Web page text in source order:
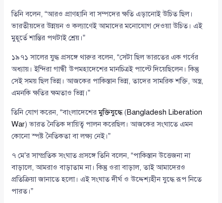
তিনি বলেন, “আরও প্রাণহানি বা সম্পদের ক্ষতি এড়ানোই উচিত ছিল।
ভারতীয়দের উন্নয়ন ও কল্যাণেই আমাদের মনোযোগ দেওয়া উচিত। এই
মুহূর্তে শান্তির পথটাই শ্রেয়।”
১৯৭১ সালের যুদ্ধ প্রসঙ্গে থারুর বলেন, “সেটা ছিল ভারতের এক গর্বের
অধ্যায়। ইন্দিরা গান্ধী উপমহাদেশের মানচিত্রই পাল্টে দিয়েছিলেন। কিন্তু
সেই সময় ছিল ভিন্ন। আজকের পাকিস্তান ভিন্ন, তাদের সামরিক শক্তি, অস্ত্র,
এমনকি ক্ষতির ক্ষমতাও ভিন্ন।”
তিনি যোগ করেন, “বাংলাদেশেরমুক্তিযুদ্ধে(Bangladesh Liberation
War) ভারত নৈতিক দায়িত্ব পালন করেছিল। আজকের সংঘাতে এমন
কোনো স্পষ্ট নৈতিকতা বা লক্ষ্য নেই।”
৭ মে’র সাম্প্রতিক সংঘাত প্রসঙ্গে তিনি বলেন, “পাকিস্তান উত্তেজনা না
বাড়ালে, আমরাও বাড়াতাম না। কিন্তু ওরা বাড়াল, তাই আমাদেরও
প্রতিক্রিয়া জানাতে হলো। এই সংঘাত দীর্ঘ ও উদ্দেশ্যহীন যুদ্ধে রূপ নিতে
পারত।”